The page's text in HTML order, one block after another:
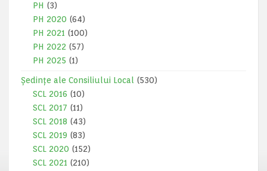
PH (3)
PH 2020 (64)
PH 2021 (100)
PH 2022 (57)
PH 2025 (1)
Ședințe ale Consiliului Local
(530)
SCL 2016 (10)
SCL 2017 (11)
SCL 2018 (43)
SCL 2019 (83)
SCL 2020 (152)
SCL 2021 (210)